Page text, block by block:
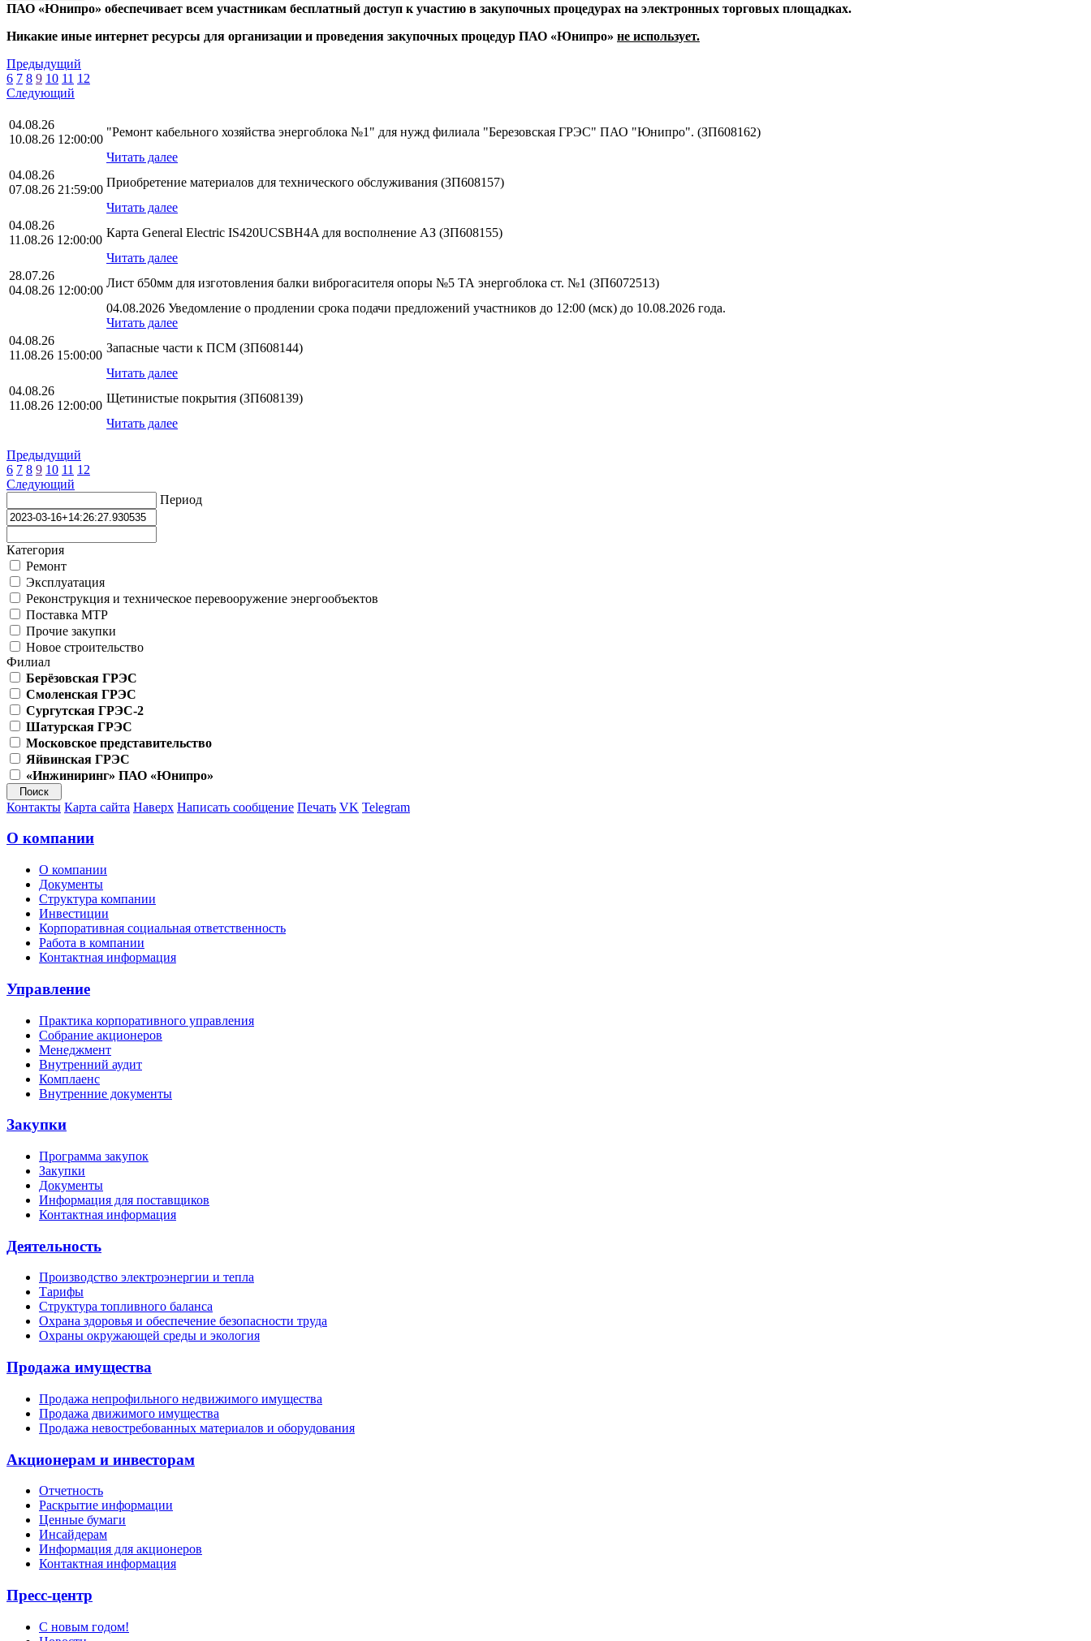
ПАО «Юнипро» обеспечивает всем участникам бесплатный доступ к участию в закупочных процедурах на электронных торговых площадках.
Никакие иные интернет ресурсы для организации и проведения закупочных процедур ПАО «Юнипро» не использует.
Предыдущий
6 7 8 9 10 11 12
Следующий
04.08.26
10.08.26 12:00:00
"Ремонт кабельного хозяйства энергоблока №1" для нужд филиала "Березовская ГРЭС" ПАО "Юнипро". (ЗП608162)
Читать далее
04.08.26
07.08.26 21:59:00
Приобретение материалов для технического обслуживания (ЗП608157)
Читать далее
04.08.26
11.08.26 12:00:00
Карта General Electric IS420UCSBH4A для восполнение АЗ (ЗП608155)
Читать далее
28.07.26
04.08.26 12:00:00
Лист б50мм для изготовления балки виброгасителя опоры №5 ТА энергоблока ст. №1 (ЗП6072513)
04.08.2026 Уведомление о продлении срока подачи предложений участников до 12:00 (мск) до 10.08.2026 года.
Читать далее
04.08.26
11.08.26 15:00:00
Запасные части к ПСМ (ЗП608144)
Читать далее
04.08.26
11.08.26 12:00:00
Щетинистые покрытия (ЗП608139)
Читать далее
Предыдущий
6 7 8 9 10 11 12
Следующий
Период
Категория
Ремонт
Эксплуатация
Реконструкция и техническое перевооружение энергообъектов
Поставка МТР
Прочие закупки
Новое строительство
Филиал
Берёзовская ГРЭС
Смоленская ГРЭС
Сургутская ГРЭС-2
Шатурская ГРЭС
Московское представительство
Яйвинская ГРЭС
«Инжиниринг» ПАО «Юнипро»
Контакты Карта сайта Наверх Написать сообщение Печать VK Telegram
О компании
О компании
Документы
Структура компании
Инвестиции
Корпоративная социальная ответственность
Работа в компании
Контактная информация
Управление
Практика корпоративного управления
Собрание акционеров
Менеджмент
Внутренний аудит
Комплаенс
Внутренние документы
Закупки
Программа закупок
Закупки
Документы
Информация для поставщиков
Контактная информация
Деятельность
Производство электроэнергии и тепла
Тарифы
Структура топливного баланса
Охрана здоровья и обеспечение безопасности труда
Охраны окружающей среды и экология
Продажа имущества
Продажа непрофильного недвижимого имущества
Продажа движимого имущества
Продажа невостребованных материалов и оборудования
Акционерам и инвесторам
Отчетность
Раскрытие информации
Ценные бумаги
Инсайдерам
Информация для акционеров
Контактная информация
Пресс-центр
С новым годом!